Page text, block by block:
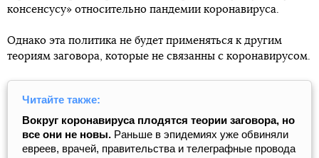
консенсусу» относительно пандемии коронавируса.
Однако эта политика не будет применяться к другим
теориям заговора, которые не связанны с коронавирусом.
Читайте также:
Вокруг коронавируса плодятся теории заговора, но
все они не новы. Раньше в эпидемиях уже обвиняли
евреев, врачей, правительства и телеграфные провода